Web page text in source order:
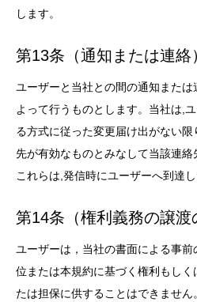
します。
第13条（通知または連絡
ユーザーと当社との間の通知また
よって行うものとします。当社は,
る方式に従った変更届け出がない
先が有効なものとみなして当該連
これらは,発信時にユーザーへ到達し
第14条（権利義務の譲渡
ユーザーは，当社の書面による事
位または本規約に基づく権利もし
たは担保に供することはできません。